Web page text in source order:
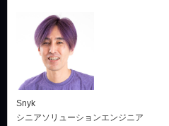
Snyk
シニアソリューションエンジニア